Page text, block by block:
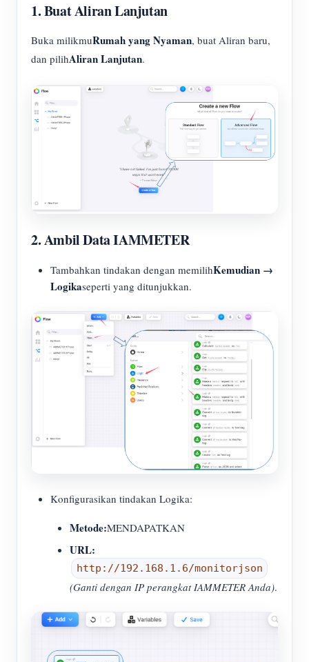
1. Buat Aliran Lanjutan
Buka milikmuRumah yang Nyaman, buat Aliran baru,
dan pilihAliran Lanjutan.
2. Ambil Data IAMMETER
Tambahkan tindakan dengan memilihKemudian →
Logikaseperti yang ditunjukkan.
Konfigurasikan tindakan Logika:
Metode:MENDAPATKAN
URL:
http://192.168.1.6/monitorjson
(Ganti dengan IP perangkat IAMMETER Anda).